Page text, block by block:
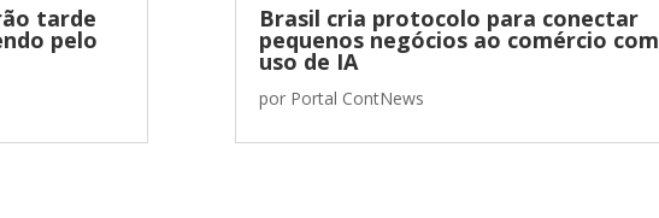
tarde
pelo
Brasil cria protocolo para conectar
pequenos negócios ao comércio com
uso de IA
por Portal ContNews